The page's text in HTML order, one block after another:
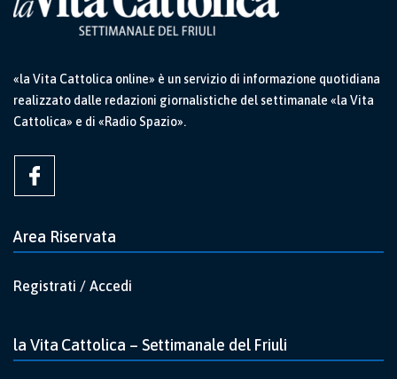
«la Vita Cattolica online» è un servizio di informazione quotidiana
realizzato dalle redazioni giornalistiche del settimanale «la Vita
Cattolica» e di «Radio Spazio».
Area Riservata
Registrati / Accedi
la Vita Cattolica – Settimanale del Friuli